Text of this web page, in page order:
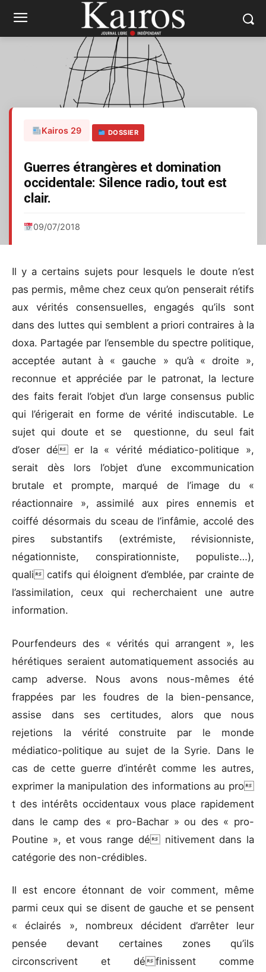
Kairos 29 DOSSIER
Guerres étrangères et domination
occidentale: Silence radio, tout est
clair.
09/07/2018
Il y a certains sujets pour lesquels le doute n’est
pas permis, même chez ceux qu’on penserait rétifs
aux vérités consensuelles, engagés qu’ils sont
dans des luttes qui semblent a priori contraires à la
doxa. Partagée par l’ensemble du spectre politique,
acceptée autant à « gauche » qu’à « droite »,
reconnue et appréciée par le patronat, la lecture
des faits ferait l’objet d’un large consensus public
qui l’érigerait en forme de vérité indiscutable. Le
sujet qui doute et se questionne, du seul fait
d’oser dé er la « vérité médiatico-politique »,
serait dès lors l’objet d’une excommunication
brutale et prompte, marqué de l’image du «
réactionnaire », assimilé aux pires ennemis et
coiffé désormais du sceau de l’infâmie, accolé des
pires substantifs (extrémiste, révisionniste,
négationniste, conspirationniste, populiste…),
quali catifs qui éloignent d’emblée, par crainte de
l’assimilation, ceux qui recherchaient une autre
information.
Pourfendeurs des « vérités qui arrangent », les
hérétiques seraient automatiquement associés au
camp adverse. Nous avons nous-mêmes été
frappées par les foudres de la bien-pensance,
assise dans ses certitudes, alors que nous
rejetions la vérité construite par le monde
médiatico-politique au sujet de la Syrie. Dans le
cas de cette guerre d’intérêt comme les autres,
exprimer la manipulation des informations au pro
t des intérêts occidentaux vous place rapidement
dans le camp des « pro-Bachar » ou des « pro-
Poutine », et vous range dé nitivement dans la
catégorie des non-crédibles.
Il est encore étonnant de voir comment, même
parmi ceux qui se disent de gauche et se pensent
« éclairés », nombreux décident d’arrêter leur
pensée devant certaines zones qu’ils
circonscrivent et définissent comme